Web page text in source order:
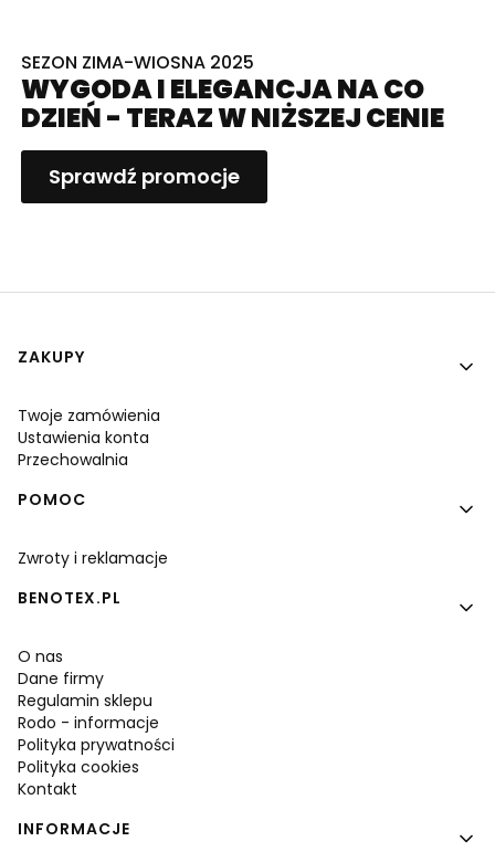
SEZON ZIMA-WIOSNA 2025
WYGODA I ELEGANCJA NA CO
DZIEŃ - TERAZ W NIŻSZEJ CENIE
Sprawdź promocje
Linki w stopce
ZAKUPY
Twoje zamówienia
Ustawienia konta
Przechowalnia
POMOC
Zwroty i reklamacje
BENOTEX.PL
O nas
Dane firmy
Regulamin sklepu
Rodo - informacje
Polityka prywatności
Polityka cookies
Kontakt
INFORMACJE